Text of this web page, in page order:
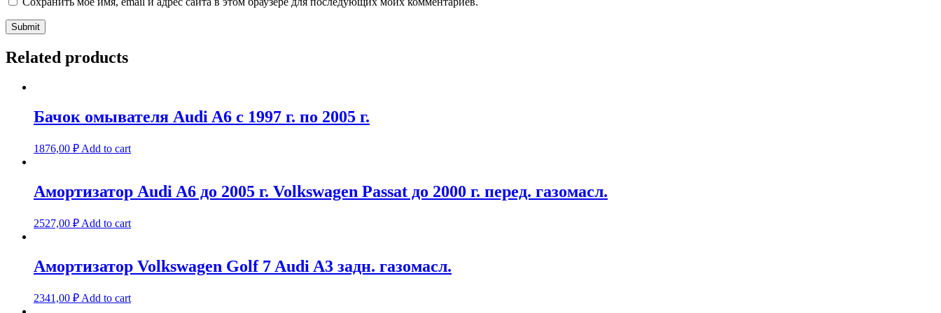
Related products
Бачок омывателя Audi A6 с 1997 г. по 2005 г.
1876,00 ₽ Add to cart
Амортизатор Audi A6 до 2005 г. Volkswagen Passat до 2000 г. перед. газомасл.
2527,00 ₽ Add to cart
Амортизатор Volkswagen Golf 7 Audi A3 задн. газомасл.
2341,00 ₽ Add to cart